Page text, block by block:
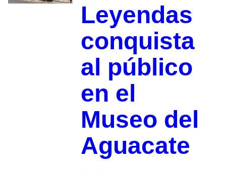
Leyendas
conquista
al público
en el
Museo del
Aguacate